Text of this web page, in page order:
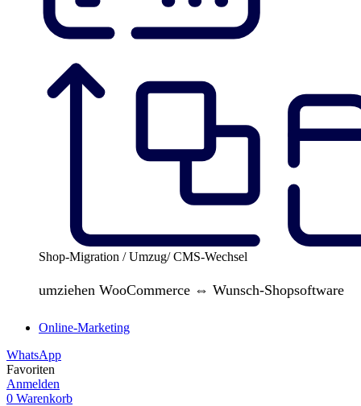
Shop-Migration / Umzug/ CMS-Wechsel
umziehen WooCommerce ⇔ Wunsch-Shopsoftware
Online-Marketing
WhatsApp
Favoriten
Anmelden
0 Warenkorb